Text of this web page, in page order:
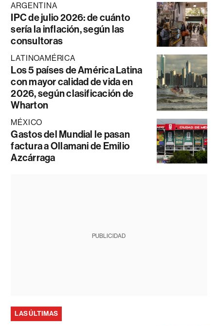
ARGENTINA
IPC de julio 2026: de cuánto
sería la inflación, según las
consultoras
LATINOAMÉRICA
Los 5 países de América Latina
con mayor calidad de vida en
2026, según clasificación de
Wharton
MÉXICO
Gastos del Mundial le pasan
factura a Ollamani de Emilio
Azcárraga
PUBLICIDAD
LAS ÚLTIMAS